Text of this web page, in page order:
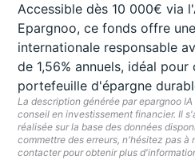
Accessible dès 10 000€ via
Epargnoo, ce fonds offre
internationale responsable
de 1,56% annuels, idéal
portefeuille d'épargne
La description générée par epargnoo
conseil en investissement financier. Il
réalisée sur la base des données
commettre des erreurs, n'hésitez pas à
contacter pour obtenir plus